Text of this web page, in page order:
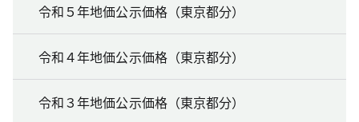
令和５年地価公示価格（東京都分）
令和４年地価公示価格（東京都分）
令和３年地価公示価格（東京都分）